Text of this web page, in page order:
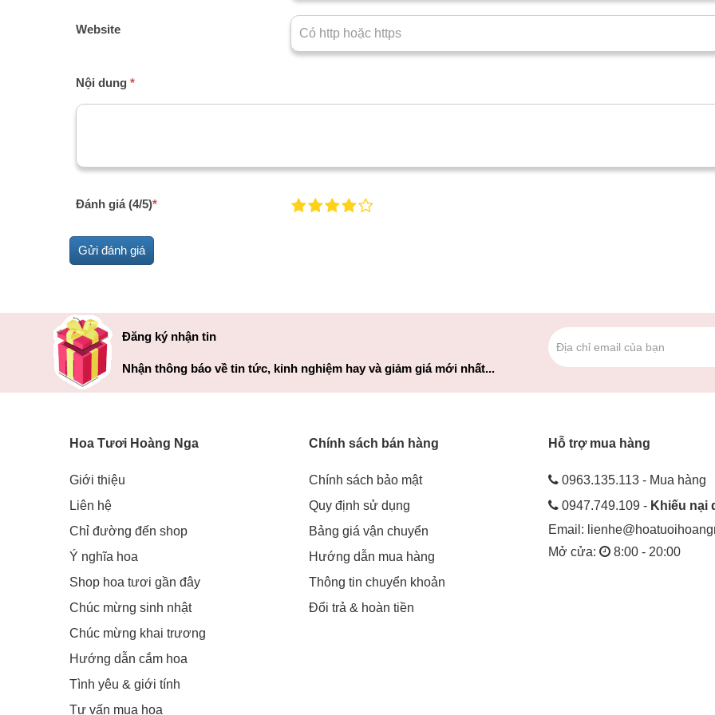
Website
Nội dung *
Đánh giá (4/5)*
Đăng ký nhận tin
Nhận thông báo về tin tức, kinh nghiệm hay và giảm giá mới nhất...
Hoa Tươi Hoàng Nga
Giới thiệu
Liên hệ
Chỉ đường đến shop
Ý nghĩa hoa
Shop hoa tươi gần đây
Chúc mừng sinh nhật
Chúc mừng khai trương
Hướng dẫn cắm hoa
Tình yêu & giới tính
Tư vấn mua hoa
Chính sách bán hàng
Chính sách bảo mật
Quy định sử dụng
Bảng giá vận chuyển
Hướng dẫn mua hàng
Thông tin chuyển khoản
Đổi trả & hoàn tiền
Hỗ trợ mua hàng
0963.135.113 - Mua hàng
0947.749.109 - Khiếu nại
Email:
Mở cửa:
8:00 - 20:00